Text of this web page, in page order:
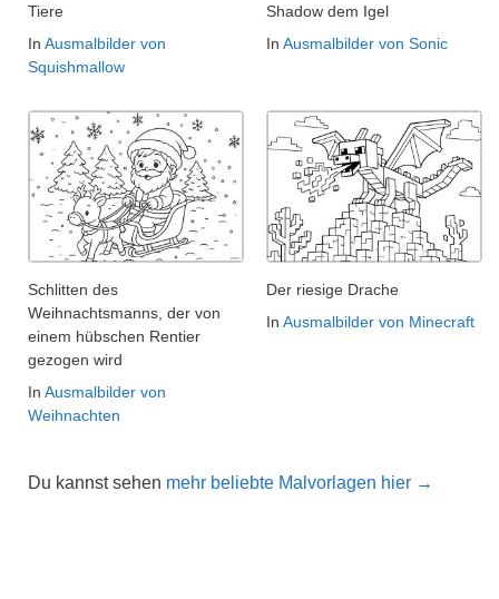
Tiere
In Ausmalbilder von
Squishmallow
Shadow dem Igel
In Ausmalbilder von Sonic
Schlitten des
Weihnachtsmanns, der von
einem hübschen Rentier
gezogen wird
In Ausmalbilder von
Weihnachten
Der riesige Drache
In Ausmalbilder von Minecraft
Du kannst sehen mehr beliebte Malvorlagen hier →